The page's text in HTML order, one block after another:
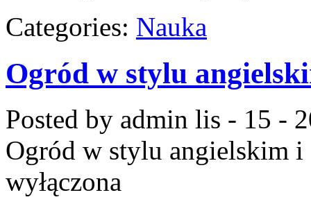
Categories: Nauka
Ogród w stylu
Posted by admin lis - 15 -
Ogród w stylu angielskim i
wyłączona